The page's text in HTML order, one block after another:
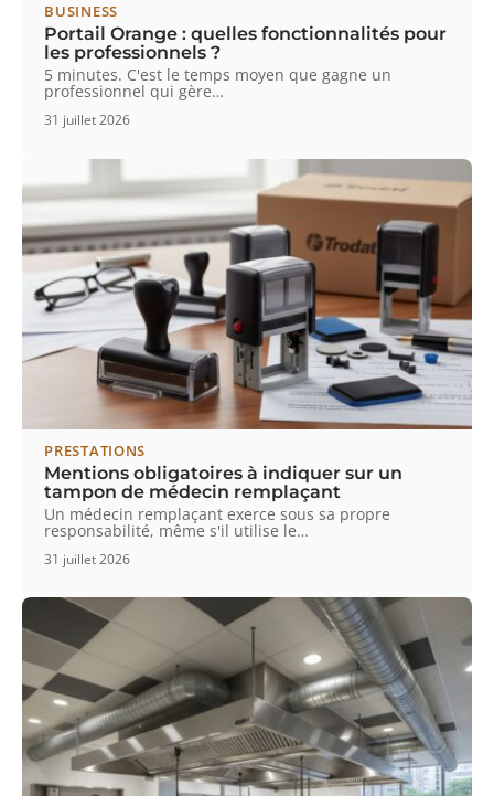
BUSINESS
Portail Orange : quelles fonctionnalités pour
les professionnels ?
5 minutes. C'est le temps moyen que gagne un
professionnel qui gère…
31 juillet 2026
PRESTATIONS
Mentions obligatoires à indiquer sur un
tampon de médecin remplaçant
Un médecin remplaçant exerce sous sa propre
responsabilité, même s'il utilise le…
31 juillet 2026